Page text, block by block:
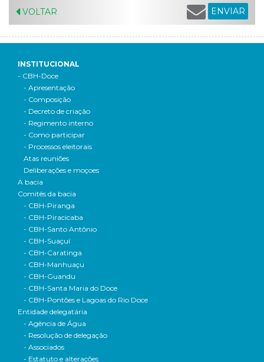
VOLTAR ENVIAR
INSTITUCIONAL
- CBH-Doce
- Apresentação
- Composição
- Decreto de criação
- Regimento interno
- Como participar
- Processos eleitorais
Atas reuniões
Deliberações e moçoes
A bacia
Comitês da bacia
- CBH-Piranga
- CBH-Piracicaba
- CBH-Santo Antônio
- CBH-Suaçuí
- CBH-Caratinga
- CBH-Manhuaçu
- CBH-Guandu
- CBH-Santa Maria do Doce
- CBH-Pontões e Lagoas do Rio Doce
Entidade delegatária
- Agência de Água
- Resolução de delegação
- Associados
- Estatuto e alterações